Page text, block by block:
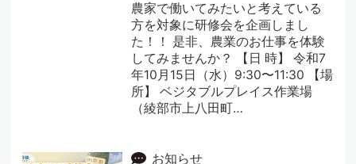
農家で働いてみたいと考えている
方を対象に研修会を企画しまし
た！！ 是非、農業のお仕事を体験
してみませんか？ 【日 時】 令和7
年10月15日（水）9:30〜11:30 【場
所】 ベジタブルプレイス作業場
（綾部市上八田町…
お知らせ